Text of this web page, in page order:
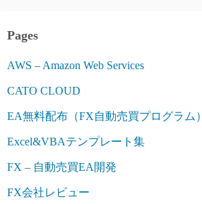
Pages
AWS – Amazon Web Services
CATO CLOUD
EA無料配布（FX自動売買プログラム）
Excel&VBAテンプレート集
FX – 自動売買EA開発
FX会社レビュー